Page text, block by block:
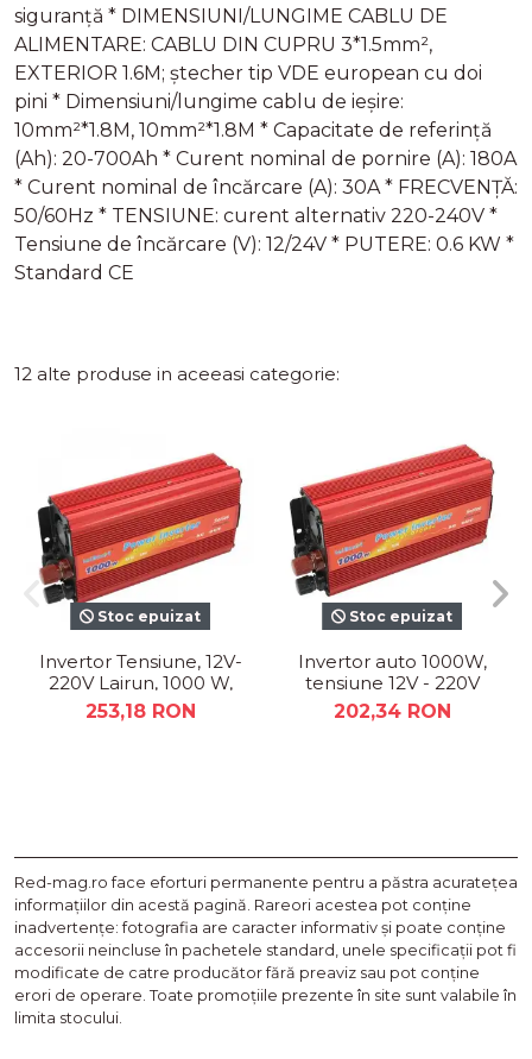
siguranță * DIMENSIUNI/LUNGIME CABLU DE
ALIMENTARE: CABLU DIN CUPRU 3*1.5mm²,
EXTERIOR 1.6M; ștecher tip VDE european cu doi
pini * Dimensiuni/lungime cablu de ieșire:
10mm²*1.8M, 10mm²*1.8M * Capacitate de referință
(Ah): 20-700Ah * Curent nominal de pornire (A): 180A
* Curent nominal de încărcare (A): 30A * FRECVENȚĂ:
50/60Hz * TENSIUNE: curent alternativ 220-240V *
Tensiune de încărcare (V): 12/24V * PUTERE: 0.6 KW *
Standard CE
12 alte produse in aceeasi categorie:
Stoc epuizat
Invertor Tensiune, 12V-
220V Lairun, 1000 W,
Putere Continua 665
W
253,18 RON
Stoc epuizat
Invertor auto 1000W,
tensiune 12V - 220V
202,34 RON
Red-mag.ro face eforturi permanente pentru a păstra acurateţea
informaţiilor din acestă pagină. Rareori acestea pot conţine
inadvertenţe: fotografia are caracter informativ şi poate conţine
accesorii neincluse în pachetele standard, unele specificaţii pot fi
modificate de catre producător fără preaviz sau pot conţine
erori de operare. Toate promoţiile prezente în site sunt valabile în
limita stocului.